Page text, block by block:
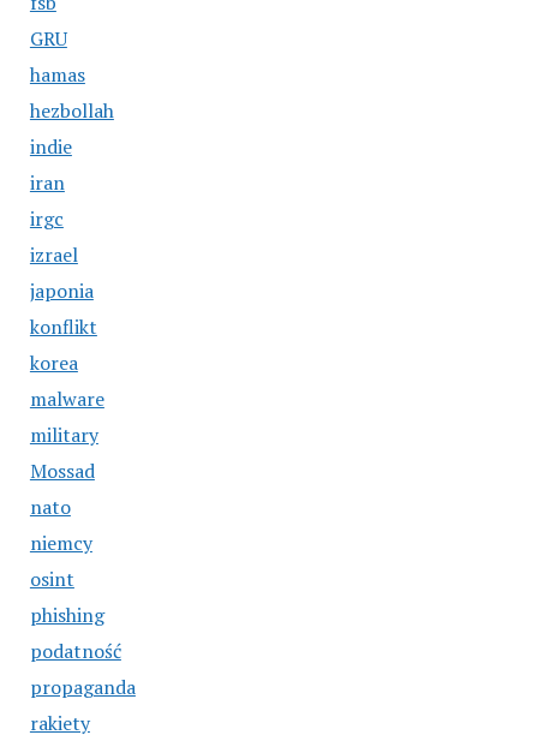
GRU
hamas
hezbollah
indie
iran
irgc
izrael
japonia
konflikt
korea
malware
military
Mossad
nato
niemcy
osint
phishing
podatność
propaganda
rakiety